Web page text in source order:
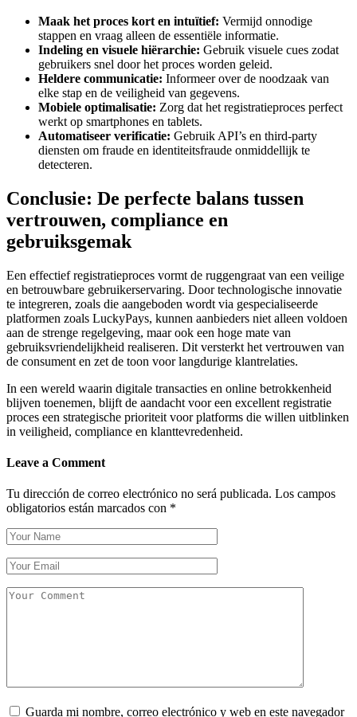
Maak het proces kort en intuïtief: Vermijd onnodige
stappen en vraag alleen de essentiële informatie.
Indeling en visuele hiërarchie: Gebruik visuele cues zodat
gebruikers snel door het proces worden geleid.
Heldere communicatie: Informeer over de noodzaak van
elke stap en de veiligheid van gegevens.
Mobiele optimalisatie: Zorg dat het registratieproces perfect
werkt op smartphones en tablets.
Automatiseer verificatie: Gebruik API’s en third-party
diensten om fraude en identiteitsfraude onmiddellijk te
detecteren.
Conclusie: De perfecte balans tussen
vertrouwen, compliance en
gebruiksgemak
Een effectief registratieproces vormt de ruggengraat van een veilige
en betrouwbare gebruikerservaring. Door technologische innovatie
te integreren, zoals die aangeboden wordt via gespecialiseerde
platformen zoals LuckyPays, kunnen aanbieders niet alleen voldoen
aan de strenge regelgeving, maar ook een hoge mate van
gebruiksvriendelijkheid realiseren. Dit versterkt het vertrouwen van
de consument en zet de toon voor langdurige klantrelaties.
In een wereld waarin digitale transacties en online betrokkenheid
blijven toenemen, blijft de aandacht voor een excellent registratie
proces een strategische prioriteit voor platforms die willen uitblinken
in veiligheid, compliance en klanttevredenheid.
Leave a Comment
Tu dirección de correo electrónico no será publicada. Los campos
obligatorios están marcados con *
Guarda mi nombre, correo electrónico y web en este navegador